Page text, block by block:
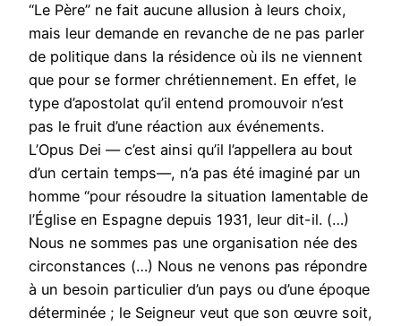
“Le Père” ne fait aucune allusion à leurs choix,
mais leur demande en revanche de ne pas parler
de politique dans la résidence où ils ne viennent
que pour se former chrétiennement. En effet, le
type d’apostolat qu’il entend promouvoir n’est
pas le fruit d’une réaction aux événements.
L’Opus Dei — c’est ainsi qu’il l’appellera au bout
d’un certain temps—, n’a pas été imaginé par un
homme “pour résoudre la situation lamentable de
l’Église en Espagne depuis 1931, leur dit-il. (…)
Nous ne sommes pas une organisation née des
circonstances (…) Nous ne venons pas répondre
à un besoin particulier d’un pays ou d’une époque
déterminée ; le Seigneur veut que son œuvre soit,